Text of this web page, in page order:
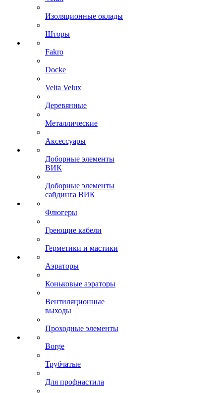
Изоляционные оклады
Шторы
Fakro
Docke
Velta Velux
Деревянные
Металлические
Аксессуары
Доборные элементы
ВИК
Доборные элементы
сайдинга ВИК
Флюгеры
Греющие кабели
Герметики и мастики
Аэраторы
Коньковые аэраторы
Вентиляционные
выходы
Проходные элементы
Borge
Трубчатые
Для профнастила